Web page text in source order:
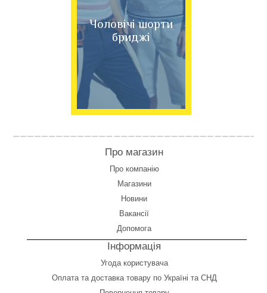
Чоловічі шорти
бриджі
Про магазин
Про компанію
Магазини
Новини
Вакансії
Допомога
Інформація
Угода користувача
Оплата та доставка товару по Україні та СНД